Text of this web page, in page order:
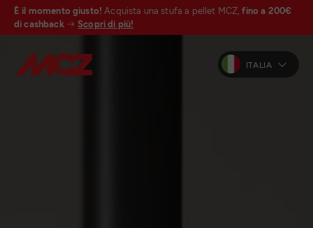
È il momento giusto! Acquista una stufa a pellet MCZ, fino a 200€
di cashback
Scopri di più!
ITALIA